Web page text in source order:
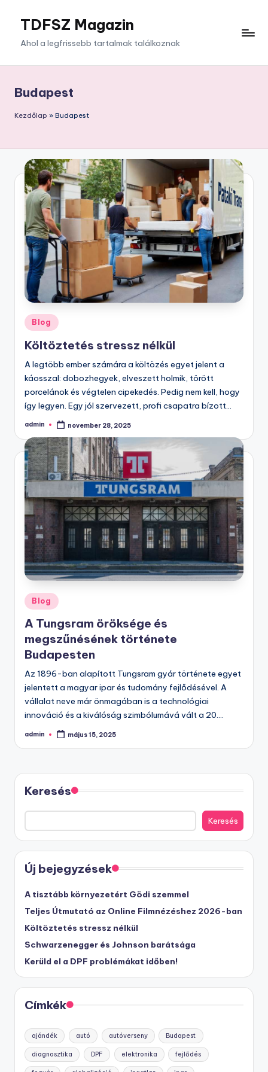
TDFSZ Magazin
Ahol a legfrissebb tartalmak találkoznak
Budapest
Kezdőlap » Budapest
Posted
in
Blog
Költöztetés stressz nélkül
A legtöbb ember számára a költözés egyet jelent a
káosszal: dobozhegyek, elveszett holmik, törött
porcelánok és végtelen cipekedés. Pedig nem kell, hogy
így legyen. Egy jól szervezett, profi csapatra bízott…
Posted
admin november 28, 2025
Posted
in
Blog
A Tungsram öröksége és
megszűnésének története
Budapesten
Az 1896-ban alapított Tungsram gyár története egyet
jelentett a magyar ipar és tudomány fejlődésével. A
vállalat neve már önmagában is a technológiai
innováció és a kiválóság szimbólumává vált a 20.…
Posted
admin május 15, 2025
Keresés
Keresés
Új bejegyzések
A tisztább környezetért Gödi szemmel
Teljes Útmutató az Online Filmnézéshez 2026-ban
Költöztetés stressz nélkül
Schwarzenegger és Johnson barátsága
Kerüld el a DPF problémákat időben!
Címkék
ajándék autó autóverseny Budapest
diagnosztika DPF elektronika fejlődés